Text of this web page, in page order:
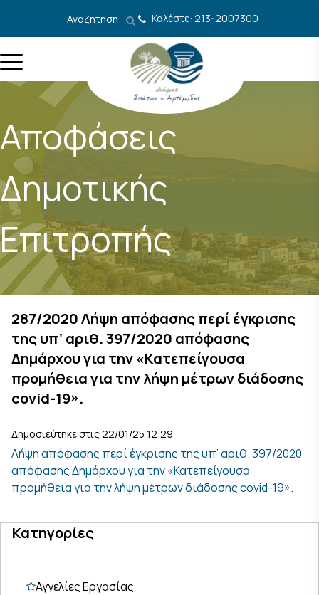
Αναζήτηση Καλέστε: 213-2007300
Αποφάσεις
Δημοτικής
Επιτροπής
287/2020 Λήψη απόφασης περί έγκρισης
της υπ’ αριθ. 397/2020 απόφασης
Δημάρχου για την «Κατεπείγουσα
προμήθεια για την λήψη μέτρων διάδοσης
covid-19».
Δημοσιεύτηκε στις 22/01/25 12:29
Λήψη απόφασης περί έγκρισης της υπ’ αριθ. 397/2020
απόφασης Δημάρχου για την «Κατεπείγουσα
προμήθεια για την λήψη μέτρων διάδοσης covid-19».
Κατηγορίες
Αγγελίες Εργασίας